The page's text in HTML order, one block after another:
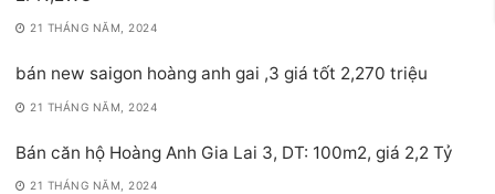
21 THÁNG NĂM, 2024
bán new saigon hoàng anh gai ,3 giá tốt 2,270 triệu
21 THÁNG NĂM, 2024
Bán căn hộ Hoàng Anh Gia Lai 3, DT: 100m2, giá 2,2 Tỷ
21 THÁNG NĂM, 2024